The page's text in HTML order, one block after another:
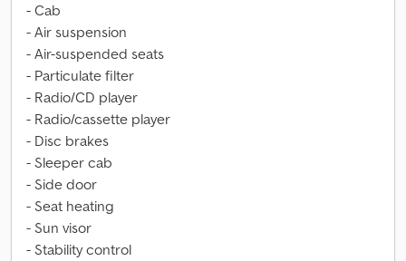
- Cab
- Air suspension
- Air-suspended seats
- Particulate filter
- Radio/CD player
- Radio/cassette player
- Disc brakes
- Sleeper cab
- Side door
- Seat heating
- Sun visor
- Stability control